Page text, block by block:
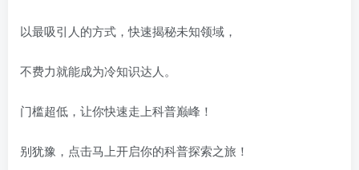
以最吸引人的方式，快速揭秘未知领域，
不费力就能成为冷知识达人。
门槛超低，让你快速走上科普巅峰！
别犹豫，点击马上开启你的科普探索之旅！